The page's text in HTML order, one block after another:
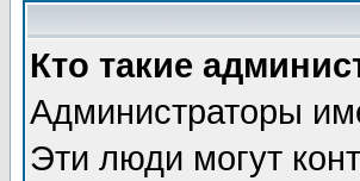
Кто такие
Администраторы
Эти люди могут